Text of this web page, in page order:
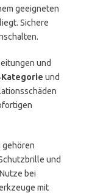
geeigneten
Sichere
und
und
gehören
und
bei
mit